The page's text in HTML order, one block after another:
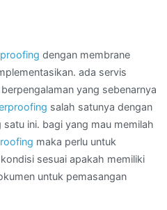
dengan membrane
ada servis
yang sebenarnya
salah satunya dengan
satu ini. bagi yang mau memilah
maka perlu untuk
sesuai apakah memiliki
untuk pemasangan